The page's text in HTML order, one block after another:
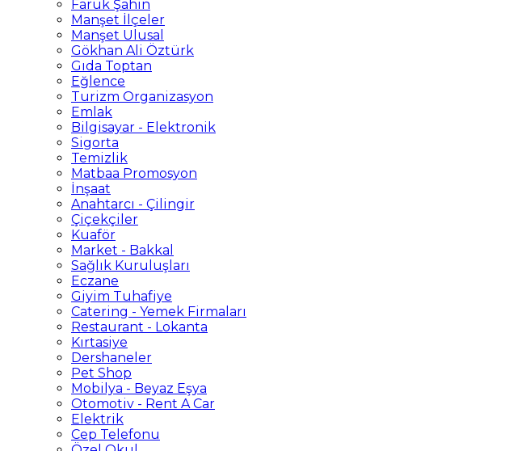
Faruk Şahin
Manşet İlçeler
Manşet Ulusal
Gökhan Ali Öztürk
Gıda Toptan
Eğlence
Turizm Organizasyon
Emlak
Bilgisayar - Elektronik
Sigorta
Temizlik
Matbaa Promosyon
İnşaat
Anahtarcı - Çilingir
Çiçekçiler
Kuaför
Market - Bakkal
Sağlık Kuruluşları
Eczane
Giyim Tuhafiye
Catering - Yemek Firmaları
Restaurant - Lokanta
Kırtasiye
Dershaneler
Pet Shop
Mobilya - Beyaz Eşya
Otomotiv - Rent A Car
Elektrik
Cep Telefonu